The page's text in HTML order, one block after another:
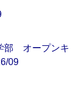
部 オープンキ
09